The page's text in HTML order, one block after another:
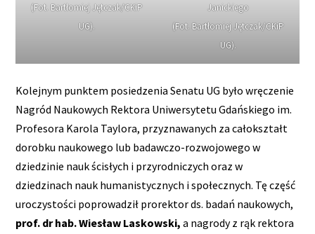
(Fot. Bartłomiej Jętczak/CKiP
UG).
Janickiego
(Fot. Bartłomiej Jętczak/CKiP
UG).
Kolejnym punktem posiedzenia Senatu UG było wręczenie
Nagród Naukowych Rektora Uniwersytetu Gdańskiego im.
Profesora Karola Taylora, przyznawanych za całokształt
dorobku naukowego lub badawczo-rozwojowego w
dziedzinie nauk ścisłych i przyrodniczych oraz w
dziedzinach nauk humanistycznych i społecznych. Tę część
uroczystości poprowadził prorektor ds. badań naukowych,
prof. dr hab. Wiesław Laskowski, a nagrody z rąk rektora